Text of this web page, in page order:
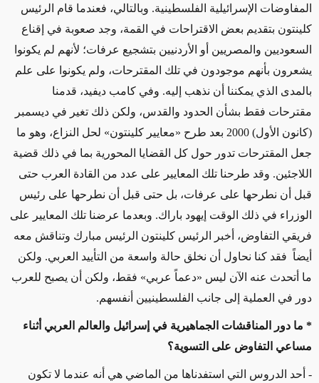
المفاوضات الإسرائيلية الفلسطينية. وبالتالي، فعندما قام الرئيس
كلينتون بتقديم بعض الاقتراحات في القمة، وجد صعوبة في إقناع
السعوديين والمصريين أو الأردنيين بتشجيع عرفات؛ لأنهم لم يكونوا
يشعرون بأنهم موجودون في تلك المقترحات، ولم يكونوا على علم
بالمدى الذي يمكننا أن نذهب إليه. وفي كامب ديفيد، قدمنا
مقترحات فقط بشأن الحدود والقدس، ولكن ذلك تغير في ديسمبر
(كانون الأول) 2000 بعد طرح «معايير كلينتون» لحل النزاع، وهو ما
جعل المقترحات تدور حول كل القضايا المحورية بما في ذلك قضية
اللاجئين. وقد طرحنا تلك المعايير على عدد من القادة العرب حتى
قبل أن نطرحها على عرفات، بل حتى قبل أن نطرحها على رئيس
الوزراء في ذلك الوقت إيهود باراك. وبعدما عرضنا تلك المعايير على
فريقي التفاوض، أخبر الرئيس كلينتون الرئيس مبارك وتناقش معه
أيضاً فقد كنا نحاول أن نخلق حالة واسعة من التأييد العربي. ولكن
ما أتحدث عنه الآن ليس «دعماً عربي» فقط، ولكن أن يصبح للعرب
دور في العملية إلى جانب الفلسطينيين أنفسهم.
* ما دور المناقشات الجماهيرية في إسرائيل والعالم العربي أثناء
مساعي التفاوض على التسوية؟
- أحد الدروس التي استفدناها من الماضي هي أنه عندما لا تكون